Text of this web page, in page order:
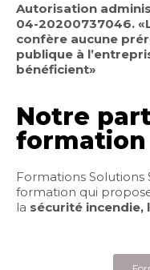
Autorisation
04-20200737046.
confère aucune
publique à
bénéficient»
Notre
formation
Formations Solutions
formation qui
la sécurité incendie,